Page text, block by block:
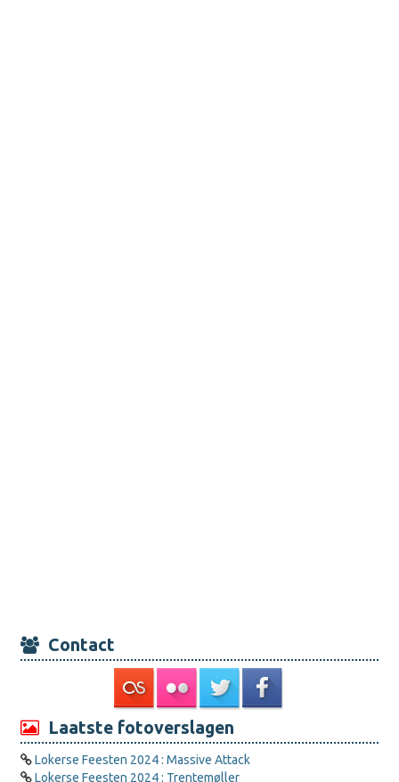
Contact
Laatste fotoverslagen
Lokerse Feesten 2024 : Massive Attack
Lokerse Feesten 2024 : Trentemøller